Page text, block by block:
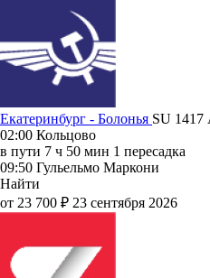
Екатеринбург - Болонья SU 1417
02:00 Кольцово
в пути 7 ч 50 мин 1 пересадка
09:50 Гульельмо Маркони
Найти
от 23 700 ₽ 23 сентября 2026